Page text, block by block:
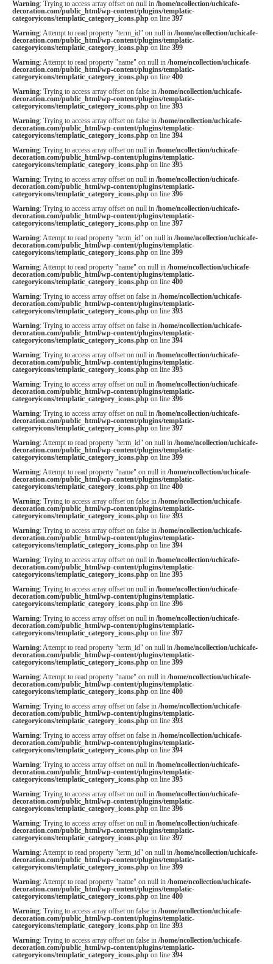
Warning: Trying to access array offset on null in /home/ncollection/uchicafe-
decoration.com/public_html/wp-content/plugins/templatic-
categoryicons/templatic_category_icons.phpon line 397
Warning: Attempt to read property "term_id" on null in /home/ncollection/uchicafe-
decoration.com/public_html/wp-content/plugins/templatic-
categoryicons/templatic_category_icons.phpon line 399
Warning: Attempt to read property "name" on null in /home/ncollection/uchicafe-
decoration.com/public_html/wp-content/plugins/templatic-
categoryicons/templatic_category_icons.phpon line 400
Warning: Trying to access array offset on false in /home/ncollection/uchicafe-
decoration.com/public_html/wp-content/plugins/templatic-
categoryicons/templatic_category_icons.phpon line 393
Warning: Trying to access array offset on false in /home/ncollection/uchicafe-
decoration.com/public_html/wp-content/plugins/templatic-
categoryicons/templatic_category_icons.phpon line 394
Warning: Trying to access array offset on null in /home/ncollection/uchicafe-
decoration.com/public_html/wp-content/plugins/templatic-
categoryicons/templatic_category_icons.phpon line 395
Warning: Trying to access array offset on null in /home/ncollection/uchicafe-
decoration.com/public_html/wp-content/plugins/templatic-
categoryicons/templatic_category_icons.phpon line 396
Warning: Trying to access array offset on null in /home/ncollection/uchicafe-
decoration.com/public_html/wp-content/plugins/templatic-
categoryicons/templatic_category_icons.phpon line 397
Warning: Attempt to read property "term_id" on null in /home/ncollection/uchicafe-
decoration.com/public_html/wp-content/plugins/templatic-
categoryicons/templatic_category_icons.phpon line 399
Warning: Attempt to read property "name" on null in /home/ncollection/uchicafe-
decoration.com/public_html/wp-content/plugins/templatic-
categoryicons/templatic_category_icons.phpon line 400
Warning: Trying to access array offset on false in /home/ncollection/uchicafe-
decoration.com/public_html/wp-content/plugins/templatic-
categoryicons/templatic_category_icons.phpon line 393
Warning: Trying to access array offset on false in /home/ncollection/uchicafe-
decoration.com/public_html/wp-content/plugins/templatic-
categoryicons/templatic_category_icons.phpon line 394
Warning: Trying to access array offset on null in /home/ncollection/uchicafe-
decoration.com/public_html/wp-content/plugins/templatic-
categoryicons/templatic_category_icons.phpon line 395
Warning: Trying to access array offset on null in /home/ncollection/uchicafe-
decoration.com/public_html/wp-content/plugins/templatic-
categoryicons/templatic_category_icons.phpon line 396
Warning: Trying to access array offset on null in /home/ncollection/uchicafe-
decoration.com/public_html/wp-content/plugins/templatic-
categoryicons/templatic_category_icons.phpon line 397
Warning: Attempt to read property "term_id" on null in /home/ncollection/uchicafe-
decoration.com/public_html/wp-content/plugins/templatic-
categoryicons/templatic_category_icons.phpon line 399
Warning: Attempt to read property "name" on null in /home/ncollection/uchicafe-
decoration.com/public_html/wp-content/plugins/templatic-
categoryicons/templatic_category_icons.phpon line 400
Warning: Trying to access array offset on false in /home/ncollection/uchicafe-
decoration.com/public_html/wp-content/plugins/templatic-
categoryicons/templatic_category_icons.phpon line 393
Warning: Trying to access array offset on false in /home/ncollection/uchicafe-
decoration.com/public_html/wp-content/plugins/templatic-
categoryicons/templatic_category_icons.phpon line 394
Warning: Trying to access array offset on null in /home/ncollection/uchicafe-
decoration.com/public_html/wp-content/plugins/templatic-
categoryicons/templatic_category_icons.phpon line 395
Warning: Trying to access array offset on null in /home/ncollection/uchicafe-
decoration.com/public_html/wp-content/plugins/templatic-
categoryicons/templatic_category_icons.phpon line 396
Warning: Trying to access array offset on null in /home/ncollection/uchicafe-
decoration.com/public_html/wp-content/plugins/templatic-
categoryicons/templatic_category_icons.phpon line 397
Warning: Attempt to read property "term_id" on null in /home/ncollection/uchicafe-
decoration.com/public_html/wp-content/plugins/templatic-
categoryicons/templatic_category_icons.phpon line 399
Warning: Attempt to read property "name" on null in /home/ncollection/uchicafe-
decoration.com/public_html/wp-content/plugins/templatic-
categoryicons/templatic_category_icons.phpon line 400
Warning: Trying to access array offset on false in /home/ncollection/uchicafe-
decoration.com/public_html/wp-content/plugins/templatic-
categoryicons/templatic_category_icons.phpon line 393
Warning: Trying to access array offset on false in /home/ncollection/uchicafe-
decoration.com/public_html/wp-content/plugins/templatic-
categoryicons/templatic_category_icons.phpon line 394
Warning: Trying to access array offset on null in /home/ncollection/uchicafe-
decoration.com/public_html/wp-content/plugins/templatic-
categoryicons/templatic_category_icons.phpon line 395
Warning: Trying to access array offset on null in /home/ncollection/uchicafe-
decoration.com/public_html/wp-content/plugins/templatic-
categoryicons/templatic_category_icons.phpon line 396
Warning: Trying to access array offset on null in /home/ncollection/uchicafe-
decoration.com/public_html/wp-content/plugins/templatic-
categoryicons/templatic_category_icons.phpon line 397
Warning: Attempt to read property "term_id" on null in /home/ncollection/uchicafe-
decoration.com/public_html/wp-content/plugins/templatic-
categoryicons/templatic_category_icons.phpon line 399
Warning: Attempt to read property "name" on null in /home/ncollection/uchicafe-
decoration.com/public_html/wp-content/plugins/templatic-
categoryicons/templatic_category_icons.phpon line 400
Warning: Trying to access array offset on false in /home/ncollection/uchicafe-
decoration.com/public_html/wp-content/plugins/templatic-
categoryicons/templatic_category_icons.phpon line 393
Warning: Trying to access array offset on false in /home/ncollection/uchicafe-
decoration.com/public_html/wp-content/plugins/templatic-
categoryicons/templatic_category_icons.phpon line 394